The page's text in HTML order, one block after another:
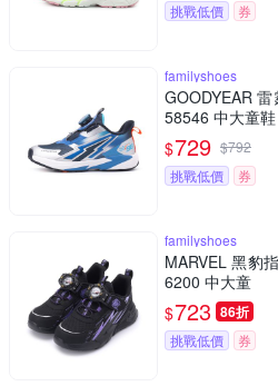
挑戰低價 券
familyshoes
GOODYEAR
58546 中大童鞋
$729 $792
挑戰低價
券
familyshoes
MARVEL 黑豹
6200 中大童
$723 86折
挑戰低價 券